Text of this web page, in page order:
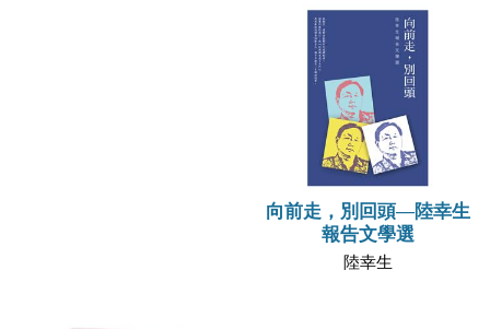
向前走，別回頭—陸幸生
報告文學選
陸幸生